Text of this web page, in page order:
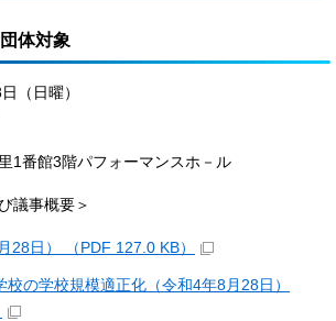
体対象
（日曜）
1番館3階パフォーマンスホ－ル
議事概要＞
28日） （PDF 127.0 KB）
校の学校規模適正化（令和4年8月28日）